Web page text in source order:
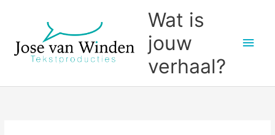
inhoud
Wat is
jouw
verhaal?